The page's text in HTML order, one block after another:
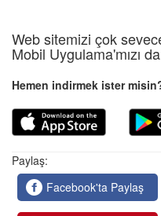
Web sitemizi çok
Mobil Uygulama'mızı
Hemen indirmek ister
Paylaş:
Facebook'ta Paylaş